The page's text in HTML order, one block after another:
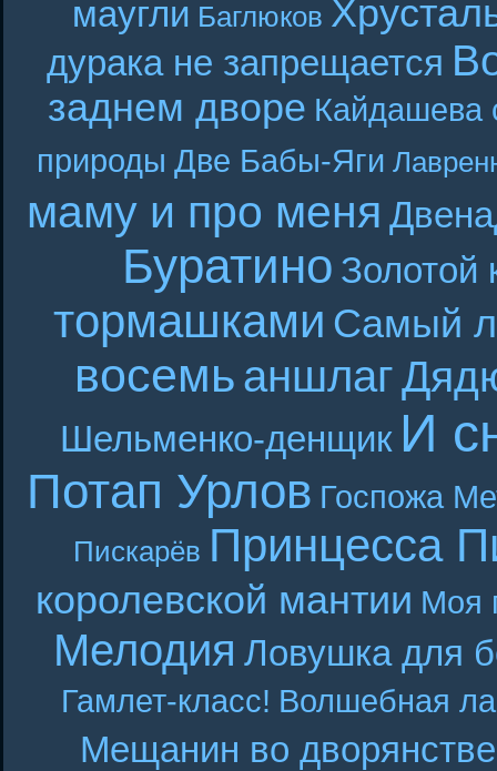
маугли Баглюков
дурака не запрещается
заднем дворе Кайдашева
природы Две Бабы-Яги
маму и про меня
Буратино Золотой
тормашками Самый
восемьаншлаг
Шельменко-денщик И
Потап Урлов Госпожа
Пискарёв Принцесса
королевской мантии Моя
Мелодия Ловушка для
Гамлет-класс! Волшебная
Мещанин во дворянстве